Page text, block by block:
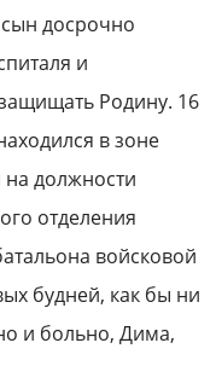
досрочно
и
Родину. 16
в зоне
должности
отделения
войсковой
будней, как бы ни
и больно, Дима,